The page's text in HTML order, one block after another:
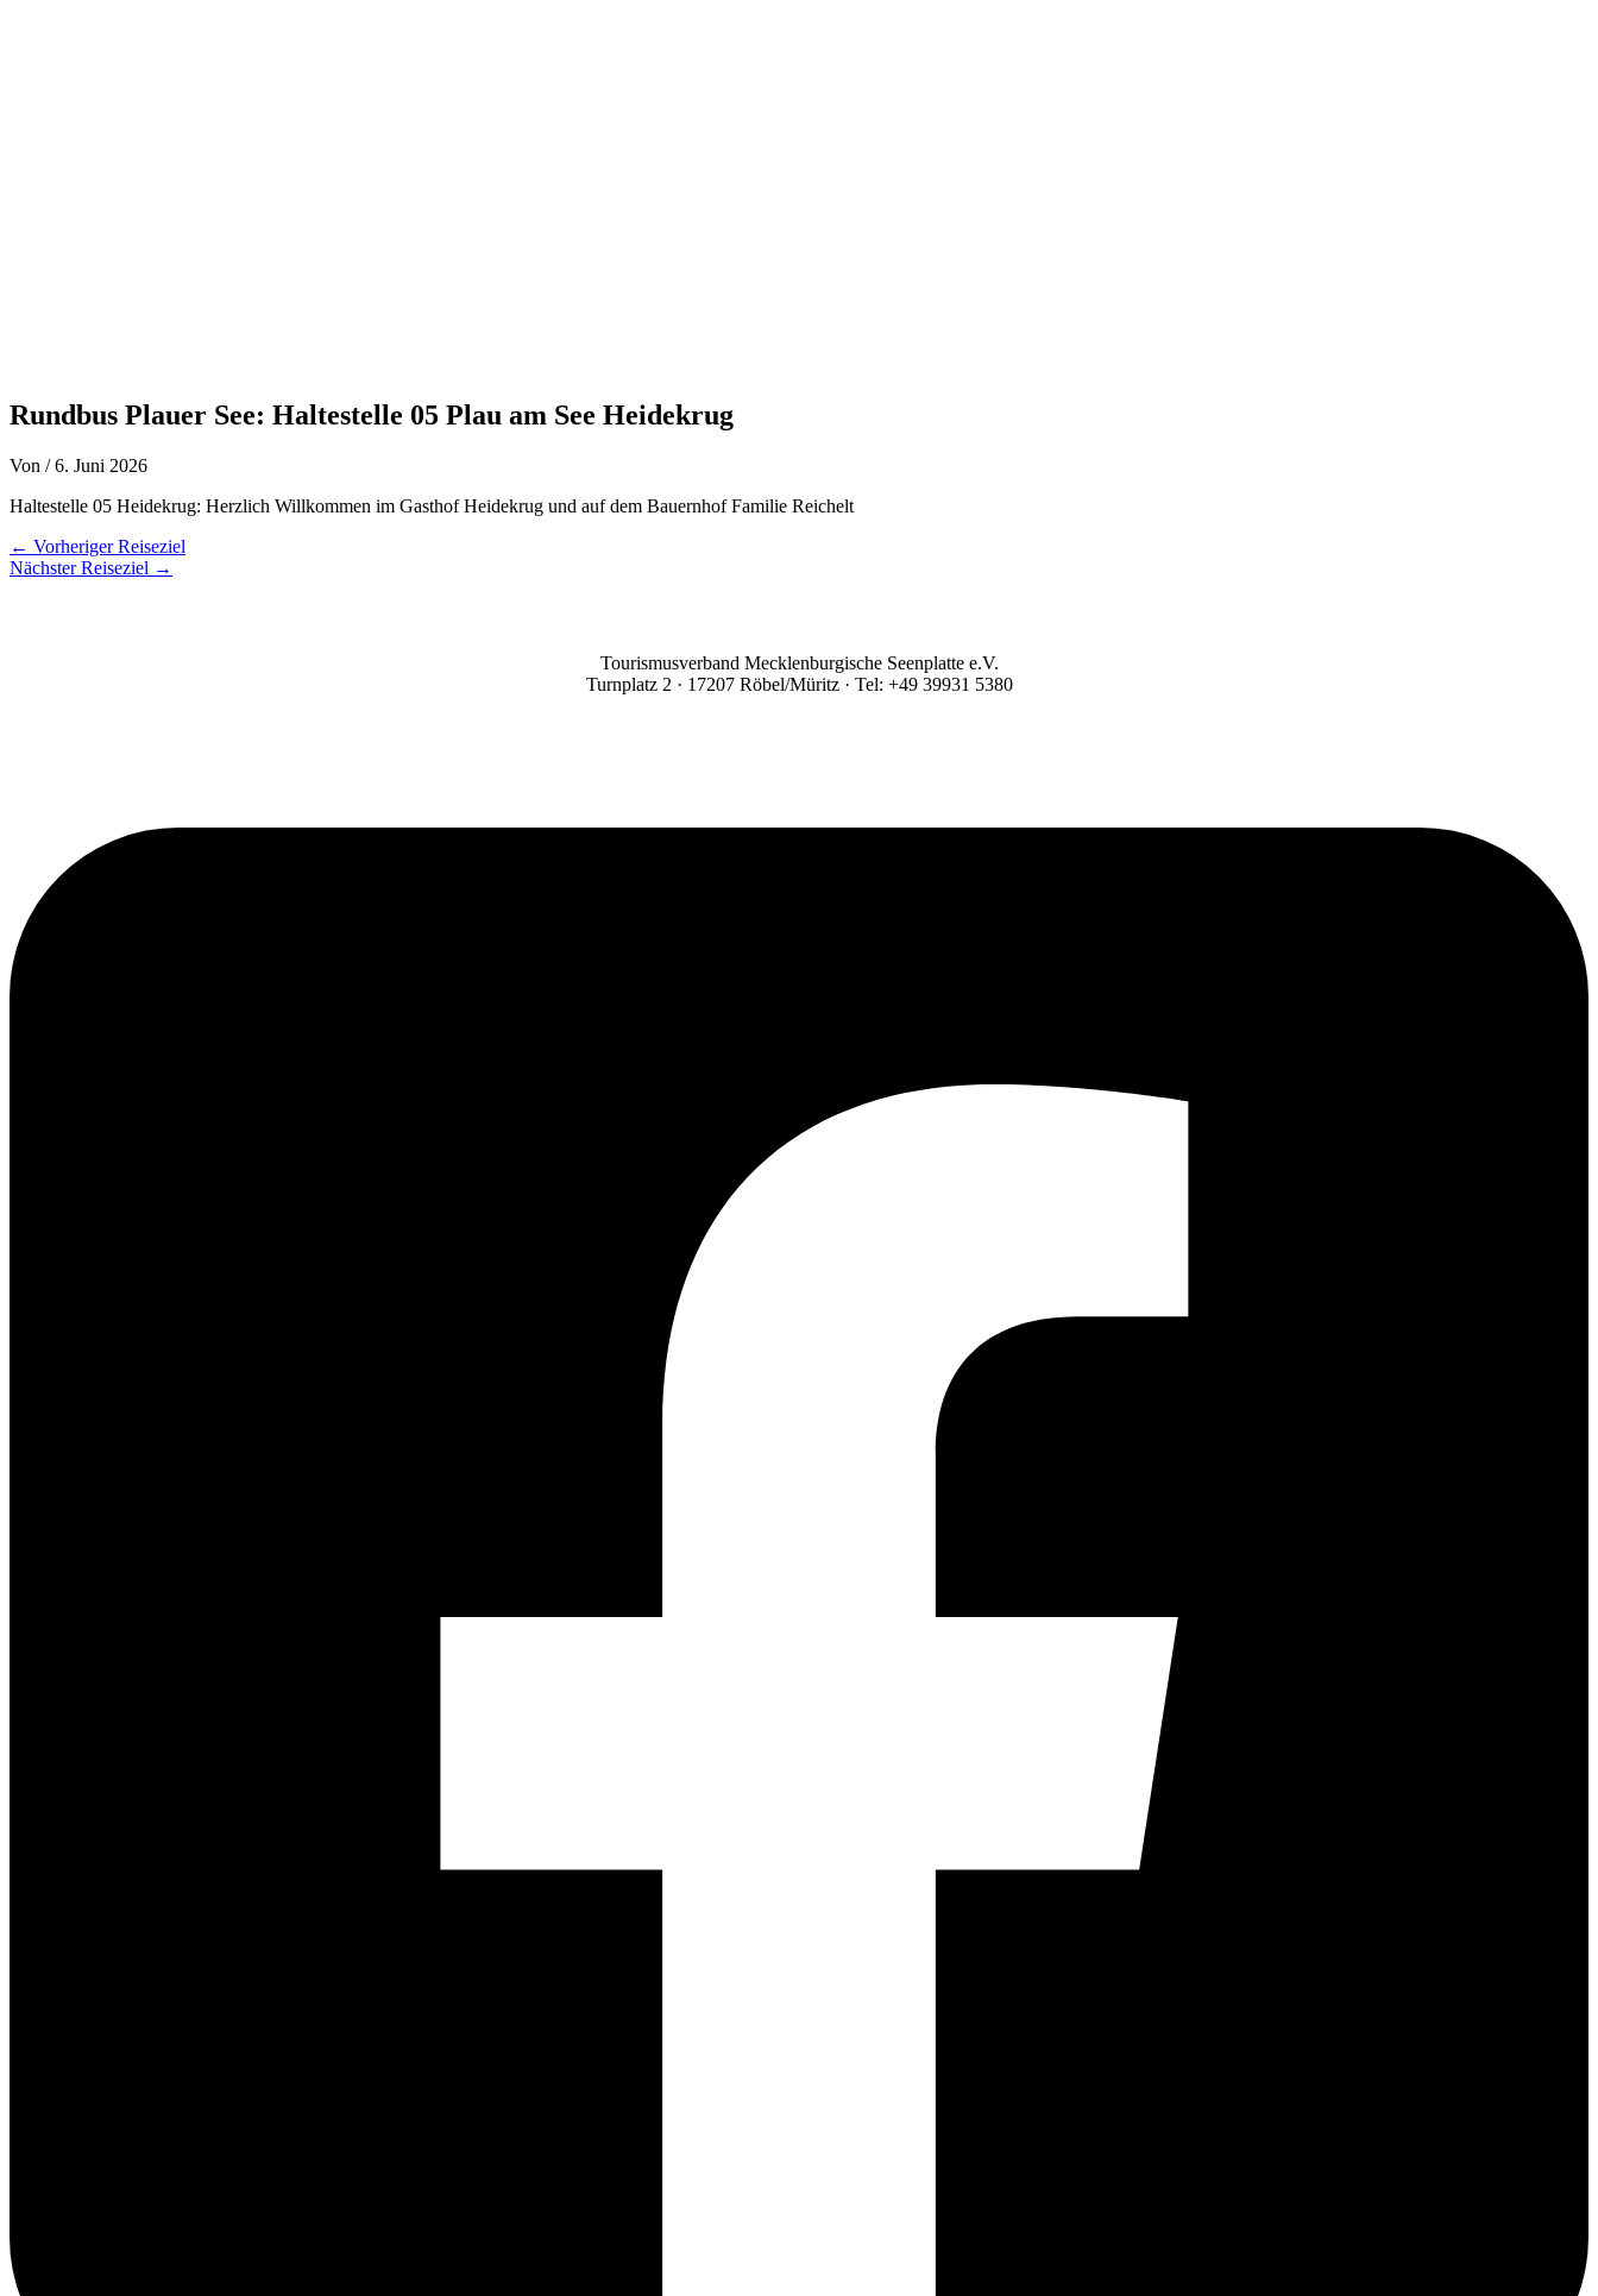
Rundbus Plauer See: Haltestelle 05 Plau am See Heidekrug
Von /6. Juni 2026
Haltestelle 05 Heidekrug: Herzlich Willkommen im Gasthof Heidekrug und auf dem Bauernhof Familie Reichelt
← Vorheriger Reiseziel
Nächster Reiseziel →
Tourismusverband Mecklenburgische Seenplatte e.V.
Turnplatz 2 · 17207 Röbel/Müritz · Tel: +49 39931 5380